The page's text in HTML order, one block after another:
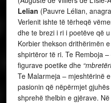
Lelian (Pauvre Lélian,
Verlenit ishte të tërheqë
dhe te brezi i ri i poetëve që
Korbier thekson drithërimën
shpirtëror të ri. Te Remboja
figurave poetike dhe
Te Malarmeja – mjeshtërinë
pasionin që nëpërmjet
shprehë thelbin e gjërave.